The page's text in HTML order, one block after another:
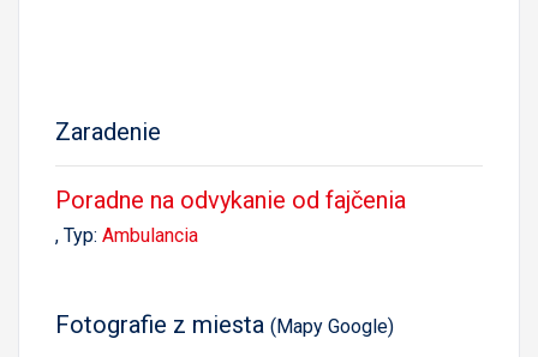
Zaradenie
Poradne na odvykanie od fajčenia
, Typ: Ambulancia
Fotografie z miesta (Mapy Google)